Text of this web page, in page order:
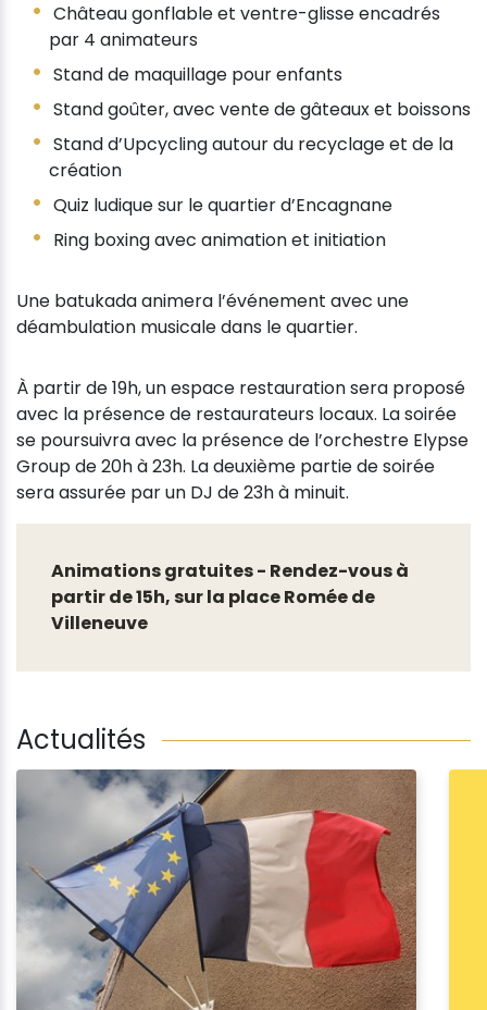
Château gonflable et ventre-glisse encadrés
par 4 animateurs
Stand de maquillage pour enfants
Stand goûter, avec vente de gâteaux et boissons
Stand d’Upcycling autour du recyclage et de la
création
Quiz ludique sur le quartier d’Encagnane
Ring boxing avec animation et initiation
Une batukada animera l’événement avec une
déambulation musicale dans le quartier.
À partir de 19h, un espace restauration sera proposé
avec la présence de restaurateurs locaux. La soirée
se poursuivra avec la présence de l’orchestre Elypse
Group de 20h à 23h. La deuxième partie de soirée
sera assurée par un DJ de 23h à minuit.
Animations gratuites - Rendez-vous à
partir de 15h, sur la place Romée de
Villeneuve
Actualités